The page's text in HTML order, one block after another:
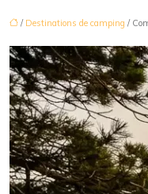
/ Destinations de camping /